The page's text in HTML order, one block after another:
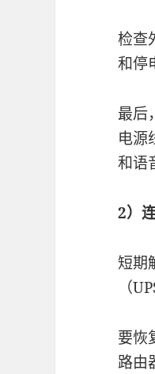
检查
和停
最后
电源
和语
2）
短期
（
要恢
路由